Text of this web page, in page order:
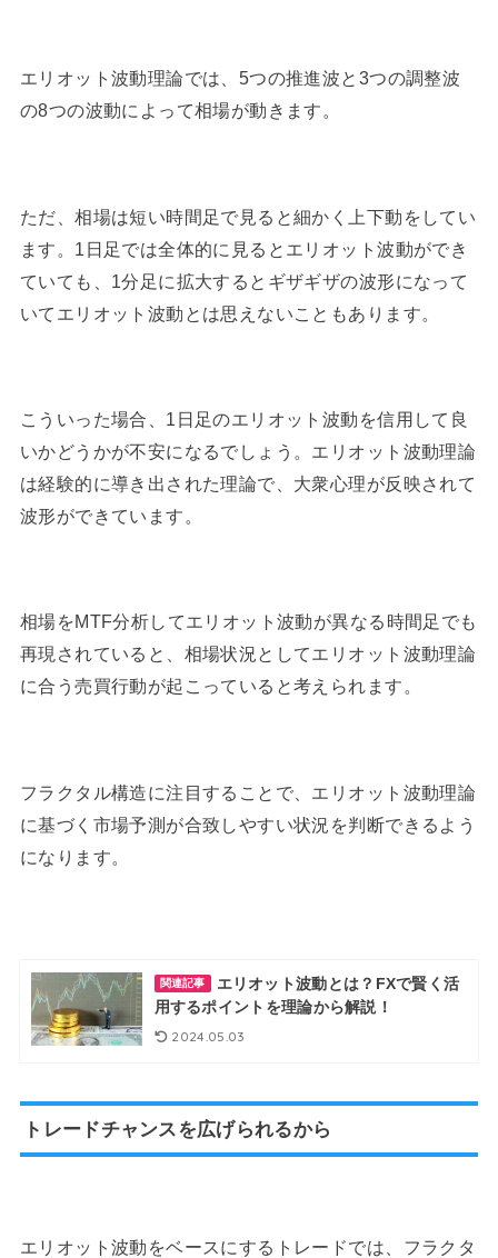
エリオット波動理論では、5つの推進波と3つの調整波
の8つの波動によって相場が動きます。
ただ、相場は短い時間足で見ると細かく上下動をしてい
ます。1日足では全体的に見るとエリオット波動ができ
ていても、1分足に拡大するとギザギザの波形になって
いてエリオット波動とは思えないこともあります。
こういった場合、1日足のエリオット波動を信用して良
いかどうかが不安になるでしょう。エリオット波動理論
は経験的に導き出された理論で、大衆心理が反映されて
波形ができています。
相場をMTF分析してエリオット波動が異なる時間足でも
再現されていると、相場状況としてエリオット波動理論
に合う売買行動が起こっていると考えられます。
フラクタル構造に注目することで、エリオット波動理論
に基づく市場予測が合致しやすい状況を判断できるよう
になります。
関連記事
エリオット波動とは？FXで賢く活
用するポイントを理論から解説！
2024.05.03
トレードチャンスを広げられるから
エリオット波動をベースにするトレードでは、フラクタ